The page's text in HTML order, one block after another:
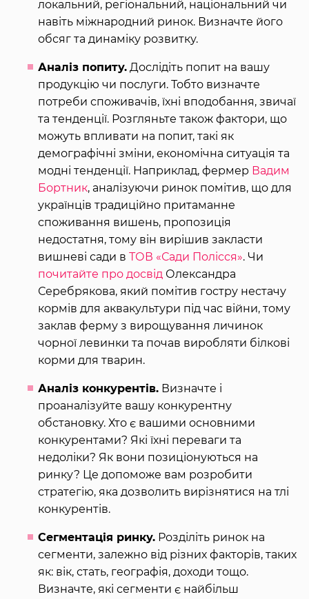
локальний, регіональний, національний чи
навіть міжнародний ринок. Визначте його
обсяг та динаміку розвитку.
Аналіз попиту. Дослідіть попит на вашу
продукцію чи послуги. Тобто визначте
потреби споживачів, їхні вподобання, звичаї
та тенденції. Розгляньте також фактори, що
можуть впливати на попит, такі як
демографічні зміни, економічна ситуація та
модні тенденції. Наприклад, фермер Вадим
Бортник, аналізуючи ринок помітив, що для
українців традиційно притаманне
споживання вишень, пропозиція
недостатня, тому він вирішив закласти
вишневі сади в ТОВ «Сади Полісся». Чи
почитайте про досвід Олександра
Серебрякова, який помітив гостру нестачу
кормів для аквакультури під час війни, тому
заклав ферму з вирощування личинок
чорної левинки та почав виробляти білкові
корми для тварин.
Аналіз конкурентів. Визначте і
проаналізуйте вашу конкурентну
обстановку. Хто є вашими основними
конкурентами? Які їхні переваги та
недоліки? Як вони позиціонуються на
ринку? Це допоможе вам розробити
стратегію, яка дозволить вирізнятися на тлі
конкурентів.
Сегментація ринку. Розділіть ринок на
сегменти, залежно від різних факторів, таких
як: вік, стать, географія, доходи тощо.
Визначте, які сегменти є найбільш